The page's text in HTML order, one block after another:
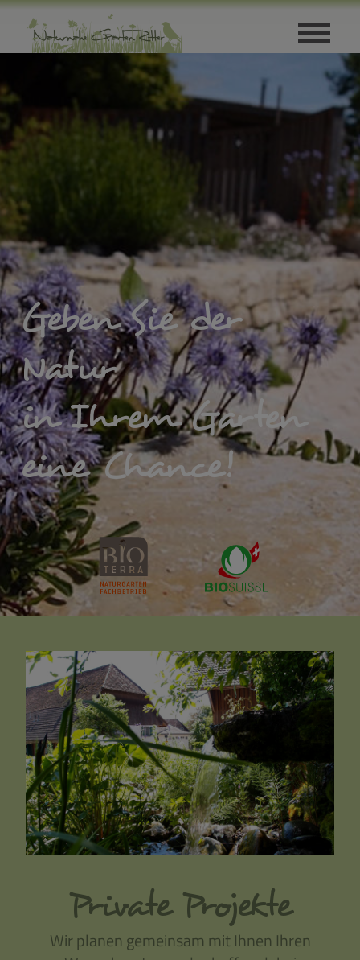
Zum Hauptinhalt springen
Geben Sie der
Natur
in Ihrem Garten
eine Chance!
Private Projekte
Wir planen gemeinsam mit Ihnen Ihren